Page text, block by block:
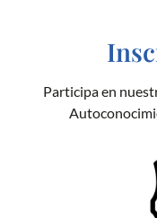
Participa en